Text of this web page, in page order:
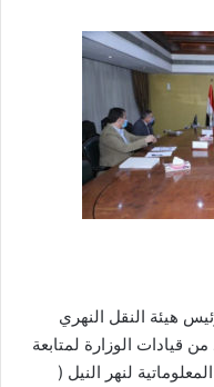
هيئة النقل النهري
الوزارة لمتابعة
لنهر النيل (